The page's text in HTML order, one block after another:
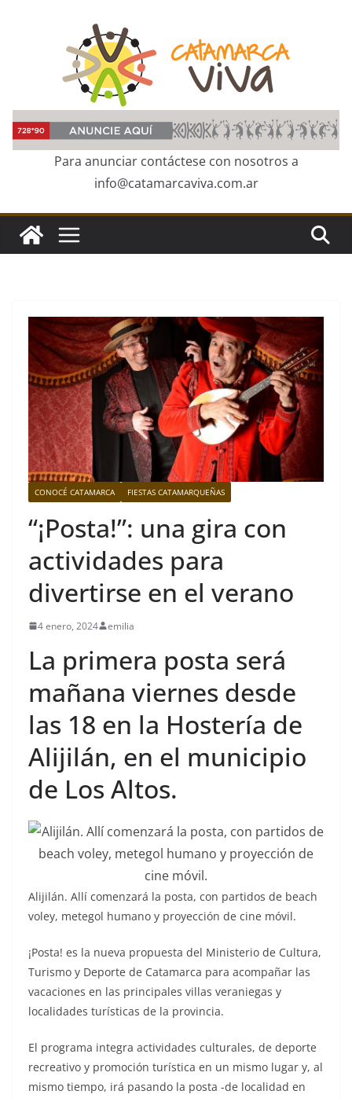
Para anunciar contáctese con nosotros a
info@catamarcaviva.com.ar
CONOCÉ CATAMARCA FIESTAS CATAMARQUEÑAS
“¡Posta!”: una gira con
actividades para
divertirse en el verano
4 enero, 2024 emilia
La primera posta será
mañana viernes desde
las 18 en la Hostería de
Alijilán, en el municipio
de Los Altos.
Alijilán. Allí comenzará la posta, con partidos de beach
voley, metegol humano y proyección de cine móvil.
¡Posta! es la nueva propuesta del Ministerio de Cultura,
Turismo y Deporte de Catamarca para acompañar las
vacaciones en las principales villas veraniegas y
localidades turísticas de la provincia.
El programa integra actividades culturales, de deporte
recreativo y promoción turística en un mismo lugar y, al
mismo tiempo, irá pasando la posta -de localidad en